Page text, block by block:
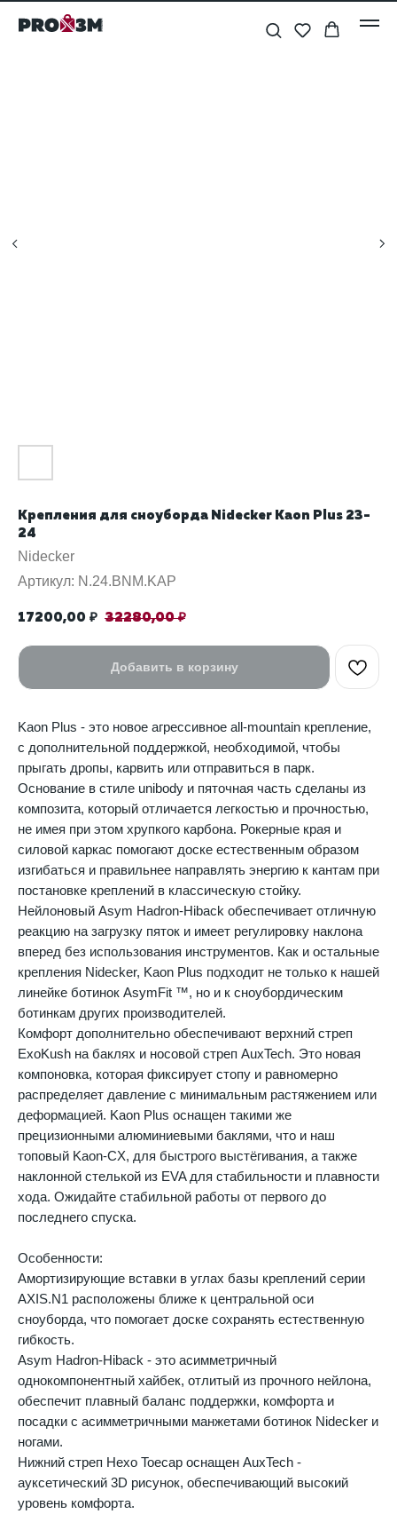
Крепления для сноуборда Nidecker Kaon Plus 23-
24
Nidecker
Артикул: N.24.BNM.KAP
17200,00 ₽ 32280,00 ₽
Добавить в корзину
Kaon Plus - это новое агрессивное all-mountain крепление,
c дополнительной поддержкой, необходимой, чтобы
прыгать дропы, карвить или отправиться в парк.
Основание в стиле unibody и пяточная часть сделаны из
композита, который отличается легкостью и прочностью,
не имея при этом хрупкого карбона. Рокерные края и
силовой каркас помогают доске естественным образом
изгибаться и правильнее направлять энергию к кантам при
постановке креплений в классическую стойку.
Нейлоновый Asym Hadron-Hiback обеспечивает отличную
реакцию на загрузку пяток и имеет регулировку наклона
вперед без использования инструментов. Как и остальные
крепления Nidecker, Kaon Plus подходит не только к нашей
линейке ботинок AsymFit ™, но и к сноубордическим
ботинкам других производителей.
Комфорт дополнительно обеспечивают верхний стреп
ExoKush на баклях и носовой стреп AuxTech. Это новая
компоновка, которая фиксирует стопу и равномерно
распределяет давление с минимальным растяжением или
деформацией. Kaon Plus оснащен такими же
прецизионными алюминиевыми баклями, что и наш
топовый Kaon-CX, для быстрого выстёгивания, а также
наклонной стелькой из EVA для стабильности и плавности
хода. Ожидайте стабильной работы от первого до
последнего спуска.
Особенности:
Амортизирующие вставки в углах базы креплений серии
AXIS.N1 расположены ближе к центральной оси
сноуборда, что помогает доске сохранять естественную
гибкость.
Asym Hadron-Hiback - это асимметричный
однокомпонентный хайбек, отлитый из прочного нейлона,
обеспечит плавный баланс поддержки, комфорта и
посадки с асимметричными манжетами ботинок Nidecker и
ногами.
Нижний стреп Hexo Toecap оснащен AuxTech -
ауксетический 3D рисунок, обеспечивающий высокий
уровень комфорта.